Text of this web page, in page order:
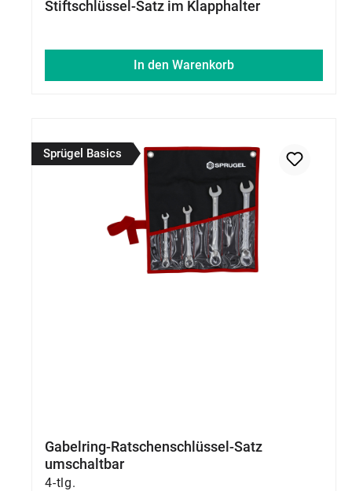
Stiftschlüssel-Satz im Klapphalter
In den Warenkorb
Sprügel Basics
Gabelring-Ratschenschlüssel-Satz
umschaltbar
4-tlg.